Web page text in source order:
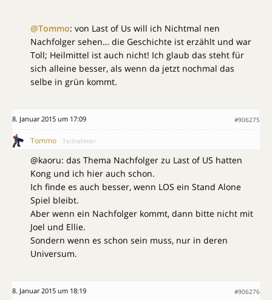
@Tommo: von Last of Us will ich Nichtmal nen
Nachfolger sehen… die Geschichte ist erzählt und war
Toll; Heilmittel ist auch nicht! Ich glaub das steht für
sich alleine besser, als wenn da jetzt nochmal das
selbe in grün kommt.
8. Januar 2015 um 17:09 #906275
Tommo Teilnehmer
@kaoru: das Thema Nachfolger zu Last of US hatten
Kong und ich hier auch schon.
Ich finde es auch besser, wenn LOS ein Stand Alone
Spiel bleibt.
Aber wenn ein Nachfolger kommt, dann bitte nicht mit
Joel und Ellie.
Sondern wenn es schon sein muss, nur in deren
Universum.
8. Januar 2015 um 18:19 #906276